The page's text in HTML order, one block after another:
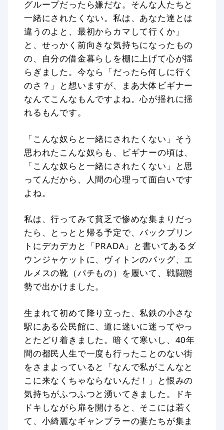
グループだったら嫌だな。そんな人たちと
一緒にされたくない。私は、あなた達とは
違うのよと、最初からカマして行くか」
と、せっかく前向きな気持ちになったもの
の、自分の借金暮らしを棚に上げて心が揺
らぎました。今なら「だったら何しに行く
のさ？」と想いますが、まあ大体ビギナー
なんてこんなもんですよね。心が揺れに揺
れるもんです。
「こんな奴らと一緒にされたくない」そう
思われたこんな奴らも、ビギナーの頃は、
「こんな奴らと一緒にされたくない」と思
ってんだから、人間の心理って面白いです
よね。
私は、行ってみて貧乏で惨めな集まりだっ
たら、とっとと帰る予定で、バックプリン
トにデカデカと「PRADA」と書いてあるダ
ウンジャケットに、ヴィトンのバッグ、エ
ルメスの靴（パチもの）を履いて、戦闘態
勢で出かけました。
生まれて初めて降り立った、私鉄の小さな
駅にある公民館に、道に迷いに迷ってやっ
とたどり着きました。暗くて寒いし、40年
間の都民人生で一度も行ったことのない街
をさまよっていると「なんで私がこんなと
こに来なくちゃならないんだ！」と恨みの
気持ちがふつふつと湧いてきました。ドキ
ドキしながら扉を開けると、そこには若く
て、小綺麗なギャンブラーの妻たちが集ま